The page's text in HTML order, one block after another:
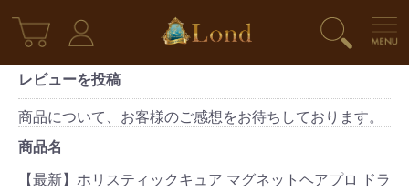
レビューを投稿
商品について、お客様のご感想をお待ちしております。
商品名
【最新】ホリスティックキュア マグネットヘアプロ ドラ